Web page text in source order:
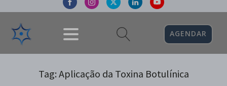
AGENDAR
Tag: Aplicação da Toxina Botulínica